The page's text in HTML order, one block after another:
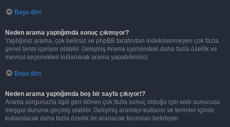
Başa dön
Neden arama yaptığımda sonuç çıkmıyor?
Yaptığınız arama, çok belirsiz ve phpBB tarafından indekslenmeyen çok fazla
genel terim içeriyor olabilir. Gelişmiş Arama içerisindeki daha fazla özellik ve
mevcut seçenekleri kullanarak arama yapabilirsiniz.
Başa dön
Neden arama yaptığımda boş bir sayfa çıkıyor!?
Arama sorgunuzla ilgili geri dönen çok fazla sonuç olduğu için web sunucusu
meşgul duruma geçmiş olabilir. Gelişmiş aramayı kullanın ve terimler içinde
kullanılacak daha fazla özellik ile aranacak forumları belirleyin.